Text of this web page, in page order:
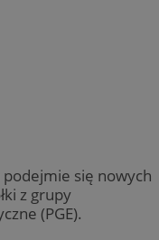
podejmie się nowych
z grupy
(PGE).